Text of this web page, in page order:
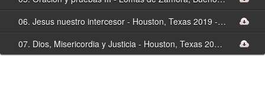
06. Jesus nuestro intercesor - Houston, Texas 2019 - Pr. Andres Portes R.
07. Dios, Misericordia y Justicia - Houston, Texas 2019 - Pr. Andres Portes R.